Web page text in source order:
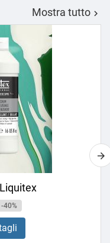
Mostra tutto 
-40%